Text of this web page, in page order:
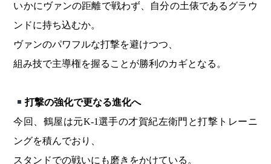
いかにヴァンの距離で戦わず、自分の土俵であるグラウ
ンドに持ち込むか。
ヴァンのパワフルな打撃を避けつつ、
組み技で主導権を握ることが勝利のカギとなる。
打撃の強化で更なる進化へ
今回、鶴屋は元K-1選手の才賀紀左衛門と打撃トレーニ
ングを積んでおり、
スタンドでの戦いにも磨きをかけている。